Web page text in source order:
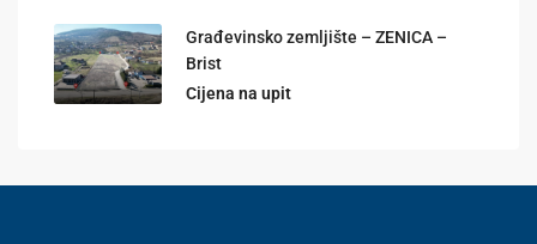
Građevinsko zemljište – ZENICA –
Brist
Cijena na upit